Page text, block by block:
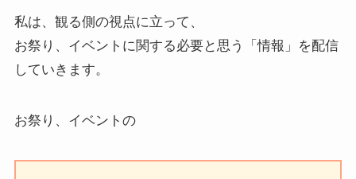
私は、観る側の視点に立って、
お祭り、イベントに関する必要と思う「情報」を配信
していきます。
お祭り、イベントの